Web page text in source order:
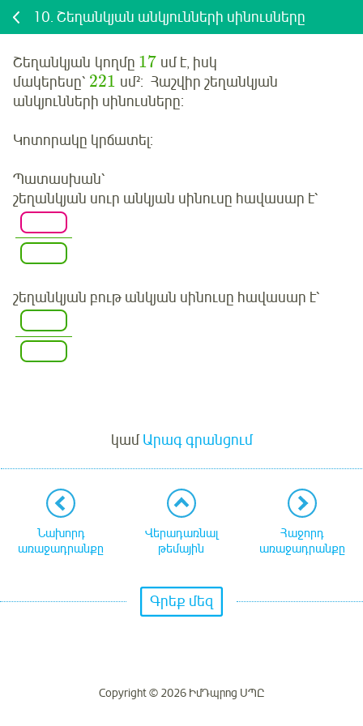
10. Շեղանկյան անկյունների սինուսները
Շեղանկյան կողմը 17 սմ է, իսկ
մակերեսը՝ 221 սմ²: Հաշվիր շեղանկյան
անկյունների սինուսները:
Կոտորակը կրճատել:
Պատասխան՝
շեղանկյան սուր անկյան սինուսը հավասար է՝
շեղանկյան բութ անկյան սինուսը հավասար է՝
կամԱրագ գրանցում
Նախորդ
առաջադրանքը
Վերադառնալ
թեմային
Հաջորդ
առաջադրանքը
Գրեք մեզ
Copyright © 2026 ԻմԴպրոց ՍՊԸ